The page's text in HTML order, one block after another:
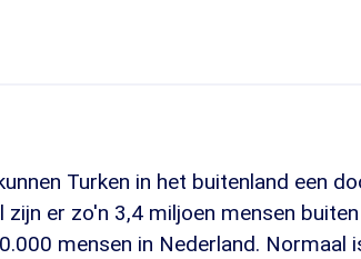
Turken in het buitenland een
zijn er zo'n 3,4 miljoen mensen
mensen in Nederland. Normaal